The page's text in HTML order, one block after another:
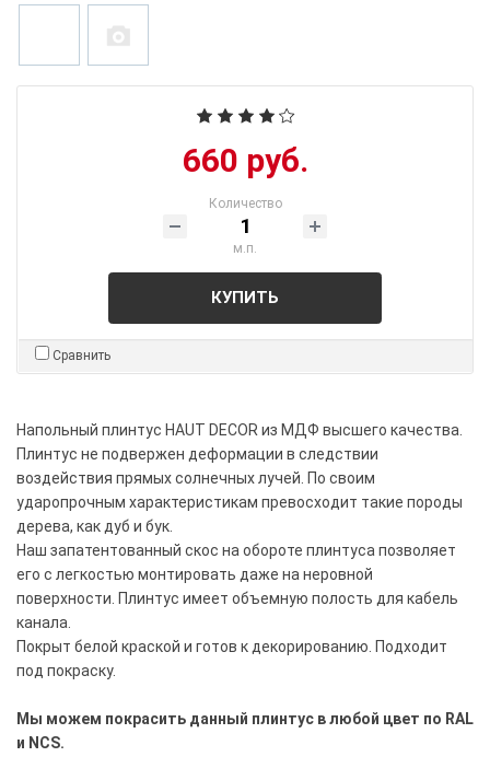
660 руб.
Количество
м.п.
КУПИТЬ
Сравнить
Напольный плинтус HAUT DECOR из МДФ высшего качества.
Плинтус не подвержен деформации в следствии
воздействия прямых солнечных лучей. По своим
ударопрочным характеристикам превосходит такие породы
дерева, как дуб и бук.
Наш запатентованный скос на обороте плинтуса позволяет
его с легкостью монтировать даже на неровной
поверхности. Плинтус имеет объемную полость для кабель
канала.
Покрыт белой краской и готов к декорированию. Подходит
под покраску.
Мы можем покрасить данный плинтус в любой цвет по RAL
и NCS.